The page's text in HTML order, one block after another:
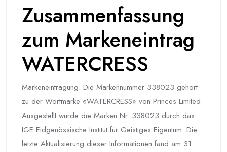
Zusammenfassung
zum Markeneintrag
WATERCRESS
Markeneintragung: Die Markennummer 338023 gehört
zu der Wortmarke «WATERCRESS» von Princes Limited.
Ausgestellt wurde die Marken Nr. 338023 durch das
IGE Eidgenössische Institut für Geistiges Eigentum. Die
letzte Aktualisierung dieser Informationen fand am 31.